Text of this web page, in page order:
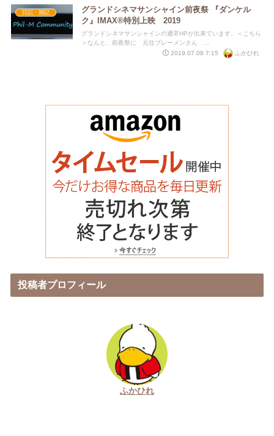
日記・雑記
グランドシネマサンシャイン前夜祭 『ダンケル
ク』IMAX®特別上映 2019
グランドシネマサンシャインの通常HPが出来ています。＜こちら
＞なんと、前夜祭に 元住ブレーメンさん ...
2019.07.08 7:15
ふかひれ
投稿者プロフィール
ふかひれ